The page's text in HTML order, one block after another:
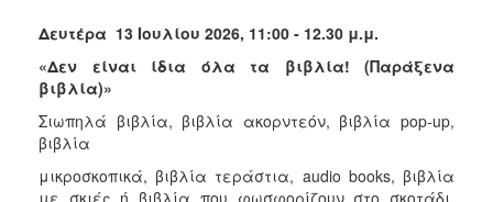
Δευτέρα 13 Ιουλίου 2026, 11:00 - 12.30 μ.μ.
«Δεν είναι ίδια όλα τα βιβλία! (Παράξενα
βιβλία)»
Σιωπηλά βιβλία, βιβλία ακορντεόν, βιβλία pop-up,
βιβλία
μικροσκοπικά, βιβλία τεράστια, audio books, βιβλία
με σκιές ή βιβλία που φωσφορίζουν στο σκοτάδι,